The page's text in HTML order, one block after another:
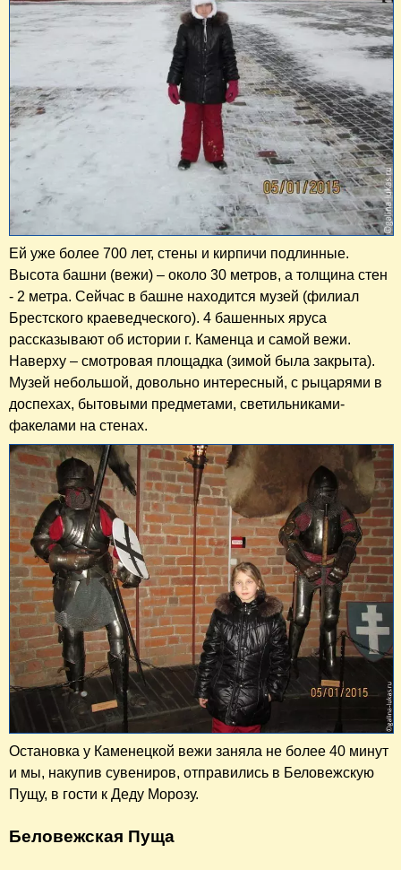
Ей уже более 700 лет, стены и кирпичи подлинные.
Высота башни (вежи) – около 30 метров, а толщина стен
- 2 метра. Сейчас в башне находится музей (филиал
Брестского краеведческого). 4 башенных яруса
рассказывают об истории г. Каменца и самой вежи.
Наверху – смотровая площадка (зимой была закрыта).
Музей небольшой, довольно интересный, с рыцарями в
доспехах, бытовыми предметами, светильниками-
факелами на стенах.
Остановка у Каменецкой вежи заняла не более 40 минут
и мы, накупив сувениров, отправились в Беловежскую
Пущу, в гости к Деду Морозу.
Беловежская Пуща